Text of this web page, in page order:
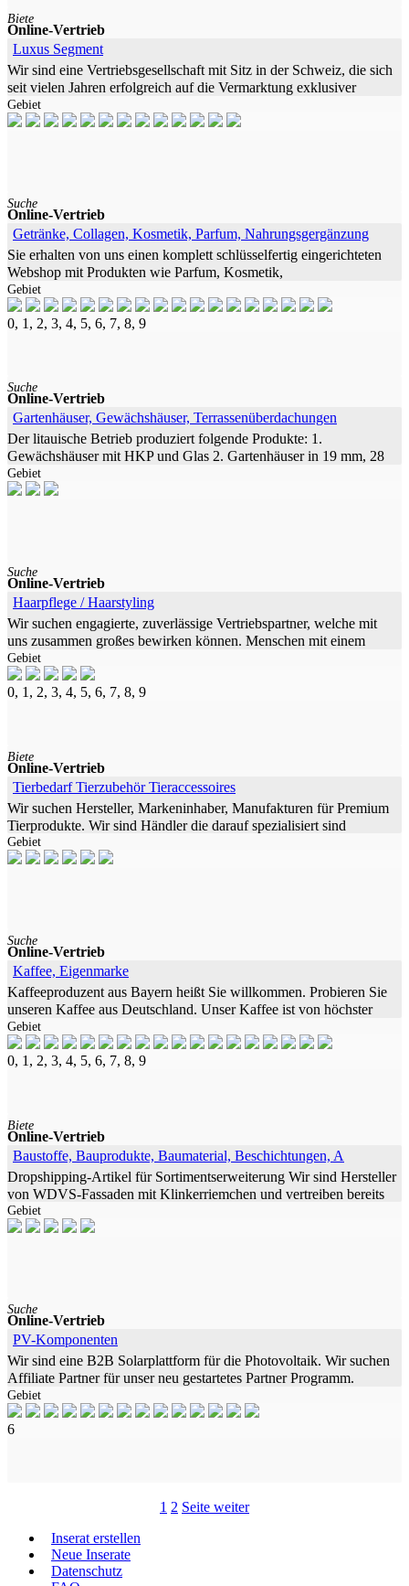
Biete
Online-Vertrieb
Luxus Segment
Wir sind eine Vertriebsgesellschaft mit Sitz in der Schweiz, die sich
seit vielen Jahren erfolgreich auf die Vermarktung exklusiver
Produkte spezialisiert hat. Des Weiteren verfügen wir über solide
Gebiet
Suche
Online-Vertrieb
Getränke, Collagen, Kosmetik, Parfum, Nahrungsgergänzung
Sie erhalten von uns einen komplett schlüsselfertig eingerichteten
Webshop mit Produkten wie Parfum, Kosmetik,
Nahrungsergänzung, Getränken, Collagen, Abnehmprodukte u.a.
Produkten (Made in Germany).
Gebiet
0, 1, 2, 3, 4, 5, 6, 7, 8, 9
Suche
Online-Vertrieb
Gartenhäuser, Gewächshäuser, Terrassenüberdachungen
Der litauische Betrieb produziert folgende Produkte: 1.
Gewächshäuser mit HKP und Glas 2. Gartenhäuser in 19 mm, 28
mm, 34 mm, 44 mm. 3.Carports 4.Vordächer
5.Terrassenüberdachungen Wir suchen
Gebiet
Suche
Online-Vertrieb
Haarpflege / Haarstyling
Wir suchen engagierte, zuverlässige Vertriebspartner, welche mit
uns zusammen großes bewirken können. Menschen mit einem
Faible für Kommunikation, Haarkosmetik bieten sich
hervorragende
Gebiet
0, 1, 2, 3, 4, 5, 6, 7, 8, 9
Biete
Online-Vertrieb
Tierbedarf Tierzubehör Tieraccessoires
Wir suchen Hersteller, Markeninhaber, Manufakturen für Premium
Tierprodukte. Wir sind Händler die darauf spezialisiert sind
Produkte auf allen Online Marktplätzen national und international,
Gebiet
Suche
Online-Vertrieb
Kaffee, Eigenmarke
Kaffeeproduzent aus Bayern heißt Sie willkommen. Probieren Sie
unseren Kaffee aus Deutschland. Unser Kaffee ist von höchster
Qualität und Reinheit des Geschmacks dank der Verwendung
Gebiet
0, 1, 2, 3, 4, 5, 6, 7, 8, 9
Biete
Online-Vertrieb
Baustoffe, Bauprodukte, Baumaterial, Beschichtungen, A
Dropshipping-Artikel für Sortimentserweiterung Wir sind Hersteller
von WDVS-Fassaden mit Klinkerriemchen und vertreiben bereits
erfolgreich WDVS-Zubehör über unseren Onlineshop. Zur
Erweiterung
Gebiet
Suche
Online-Vertrieb
PV-Komponenten
Wir sind eine B2B Solarplattform für die Photovoltaik. Wir suchen
Affiliate Partner für unser neu gestartetes Partner Programm.
Voraussetzung ist eine gültige Steueridentifikationsnummer, egal ob
als
Gebiet
6
1 2 Seite weiter
Inserat erstellen
Neue Inserate
Datenschutz